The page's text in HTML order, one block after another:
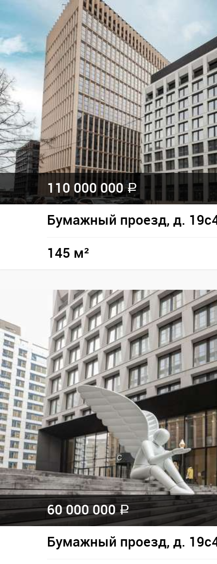
110 000 000a
Бумажный проезд, д.
145 м²
60 000 000a
Бумажный проезд, д.